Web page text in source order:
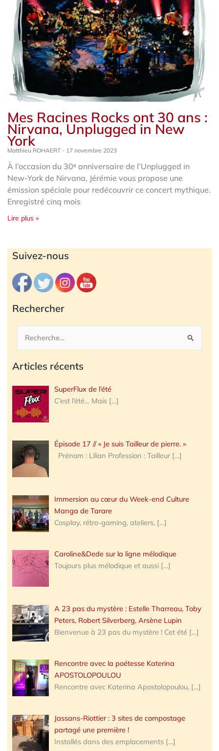
Mes Racines Rocks ont 30 ans :
Nirvana, Unplugged in New
York
Matthieu ROHAERT 17 novembre 2023
À l’occasion du 30ᵉ anniversaire de l’Unplugged in
New-York de Nirvana, Jérémie vous propose une
émission spéciale pour redécouvrir ce concert mythique.
Enregistré cinq mois
Lire plus »
Suivez-nous
Rechercher
Rechercher :
Articles récents
SuperFlux de l’été
C’est l’été… Mais […]
Épisode 17 // « Je suis Tailleur de pierre. »
Prénom : Lilian Profession : Tailleur […]
Immersion au cœur du Week-end Culture
Manga de Tarare
Cosplay, rétro-gaming, ateliers, […]
Caroline&Dede sur la ligne mélodique
Toujours plus mélodique et aussi […]
A 23 pas du mystère : Estelle Tharreau, Toby
Peters, Robert Silverberg, Arsène Lupin
Bienvenue à 23 pas du mystère ! Cet été […]
Rencontre avec la poétesse Katerina
APOSTOLOPOULOU
Rencontre avec Katerina Apostolopoulou, […]
Jassans-Riottier : 3 sites de compostage
partagé une première !
Installés dans des emplacements […]
Archives